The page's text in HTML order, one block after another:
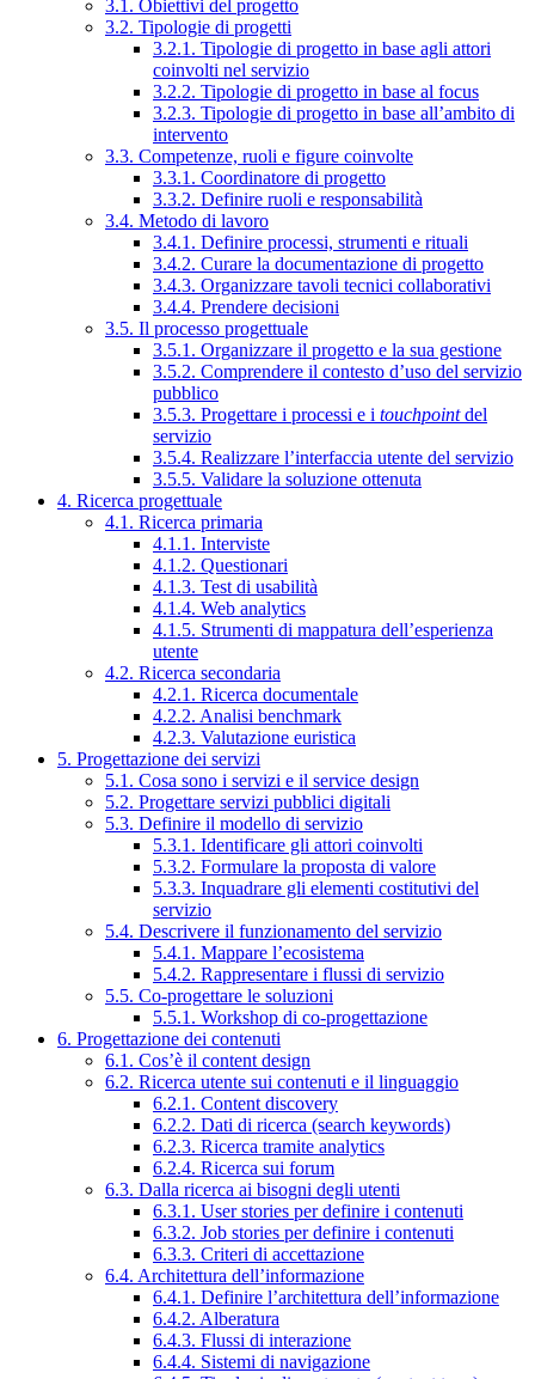
3.1. Obiettivi del progetto
3.2. Tipologie di progetti
3.2.1. Tipologie di progetto in base agli attori
coinvolti nel servizio
3.2.2. Tipologie di progetto in base al focus
3.2.3. Tipologie di progetto in base all’ambito di
intervento
3.3. Competenze, ruoli e figure coinvolte
3.3.1. Coordinatore di progetto
3.3.2. Definire ruoli e responsabilità
3.4. Metodo di lavoro
3.4.1. Definire processi, strumenti e rituali
3.4.2. Curare la documentazione di progetto
3.4.3. Organizzare tavoli tecnici collaborativi
3.4.4. Prendere decisioni
3.5. Il processo progettuale
3.5.1. Organizzare il progetto e la sua gestione
3.5.2. Comprendere il contesto d’uso del servizio
pubblico
3.5.3. Progettare i processi e i touchpointdel
servizio
3.5.4. Realizzare l’interfaccia utente del servizio
3.5.5. Validare la soluzione ottenuta
4. Ricerca progettuale
4.1. Ricerca primaria
4.1.1. Interviste
4.1.2. Questionari
4.1.3. Test di usabilità
4.1.4. Web analytics
4.1.5. Strumenti di mappatura dell’esperienza
utente
4.2. Ricerca secondaria
4.2.1. Ricerca documentale
4.2.2. Analisi benchmark
4.2.3. Valutazione euristica
5. Progettazione dei servizi
5.1. Cosa sono i servizi e il service design
5.2. Progettare servizi pubblici digitali
5.3. Definire il modello di servizio
5.3.1. Identificare gli attori coinvolti
5.3.2. Formulare la proposta di valore
5.3.3. Inquadrare gli elementi costitutivi del
servizio
5.4. Descrivere il funzionamento del servizio
5.4.1. Mappare l’ecosistema
5.4.2. Rappresentare i flussi di servizio
5.5. Co-progettare le soluzioni
5.5.1. Workshop di co-progettazione
6. Progettazione dei contenuti
6.1. Cos’è il content design
6.2. Ricerca utente sui contenuti e il linguaggio
6.2.1. Content discovery
6.2.2. Dati di ricerca (search keywords)
6.2.3. Ricerca tramite analytics
6.2.4. Ricerca sui forum
6.3. Dalla ricerca ai bisogni degli utenti
6.3.1. User stories per definire i contenuti
6.3.2. Job stories per definire i contenuti
6.3.3. Criteri di accettazione
6.4. Architettura dell’informazione
6.4.1. Definire l’architettura dell’informazione
6.4.2. Alberatura
6.4.3. Flussi di interazione
6.4.4. Sistemi di navigazione